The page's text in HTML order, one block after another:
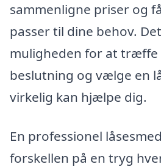
sammenligne priser og
passer til dine behov.
muligheden for at
beslutning og vælge en
virkelig kan hjælpe dig.
En professionel
forskellen på en tryg